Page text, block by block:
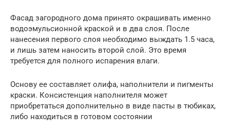
Фасад загородного дома принято окрашивать именно
водоэмульсионной краской и в два слоя. После
нанесения первого слоя необходимо выждать 1.5 часа,
и лишь затем наносить второй слой. Это время
требуется для полного испарения влаги.
Основу ее составляет олифа, наполнители и пигменты
краски. Консистенция наполнителя может
приобретаться дополнительно в виде пасты в тюбиках,
либо находиться в готовом состоянии